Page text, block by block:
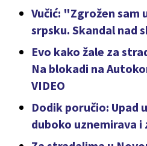
Vučić: "Zgrožen sam
srpsku. Skandal nad
Evo kako žale za
Na blokadi na
VIDEO
Dodik poručio: Upad
duboko uznemirava i